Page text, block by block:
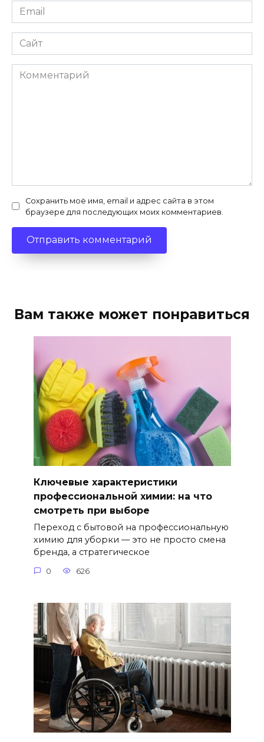
Email
Сайт
Комментарий
Сохранить моё имя, email и адрес сайта в этом
браузере для последующих моих комментариев.
Вам также может понравиться
Ключевые характеристики
профессиональной химии: на что
смотреть при выборе
Переход с бытовой на профессиональную
химию для уборки — это не просто смена
бренда, а стратегическое
0 626